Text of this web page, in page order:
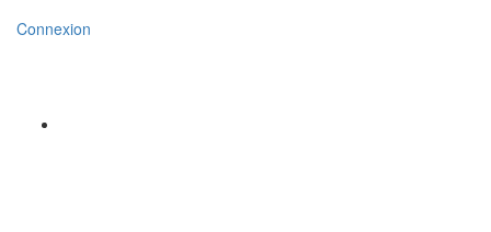
Connexion